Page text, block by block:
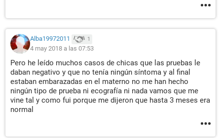
Alba19972011 1
4 may 2018 a las 07:53
Pero he leído muchos casos de chicas que las pruebas le
daban negativo y que no tenía ningún síntoma y al final
estaban embarazadas en el materno no me han hecho
ningún tipo de prueba ni ecografía ni nada vamos que me
vine tal y como fui porque me dijeron que hasta 3 meses era
normal